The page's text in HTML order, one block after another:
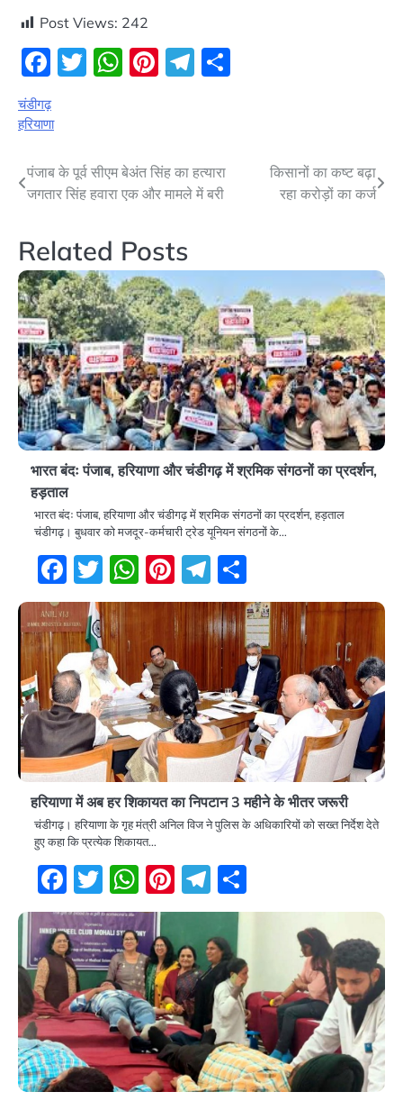
Post Views: 242
Facebook
Twitter
WhatsApp
Pinterest
Telegram
चंडीगढ़
हरियाणा
Post
navigation
पंजाब के पूर्व सीएम बेअंत सिंह का हत्यारा
जगतार सिंह हवारा एक और मामले में बरी
किसानों का कष्ट बढ़ा
रहा करोड़ों का कर्ज
Related Posts
भारत बंदः पंजाब, हरियाणा और चंडीगढ़ में श्रमिक संगठनों का प्रदर्शन,
हड़ताल
भारत बंदः पंजाब, हरियाणा और चंडीगढ़ में श्रमिक संगठनों का प्रदर्शन, हड़ताल
चंडीगढ़। बुधवार को मजदूर-कर्मचारी ट्रेड यूनियन संगठनों के…
Facebook
Twitter
WhatsApp
Pinterest
Telegram
हरियाणा में अब हर शिकायत का निपटान 3 महीने के भीतर जरूरी
चंडीगढ़। हरियाणा के गृह मंत्री अनिल विज ने पुलिस के अधिकारियों को सख्त निर्देश देते
हुए कहा कि प्रत्येक शिकायत…
Facebook
Twitter
WhatsApp
Pinterest
Telegram